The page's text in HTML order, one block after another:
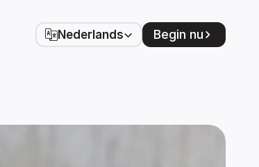
Select Language
Nederlands Begin nu